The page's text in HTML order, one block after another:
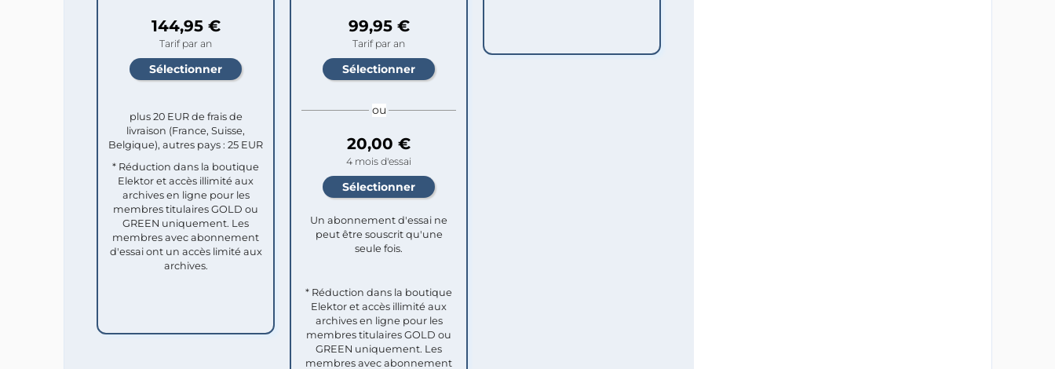
144,95 €
Tarif par an
plus 20 EUR de frais de
livraison (France, Suisse,
Belgique), autres pays : 25 EUR
* Réduction dans la boutique
Elektor et accès illimité aux
archives en ligne pour les
membres titulaires GOLD ou
GREEN uniquement. Les
membres avec abonnement
d'essai ont un accès limité aux
archives.
99,95 €
Tarif par an
ou
20,00 €
4 mois d'essai
Un abonnement d'essai ne
peut être souscrit qu'une
seule fois.​
* Réduction dans la boutique
Elektor et accès illimité aux
archives en ligne pour les
membres titulaires GOLD ou
GREEN uniquement. Les
membres avec abonnement